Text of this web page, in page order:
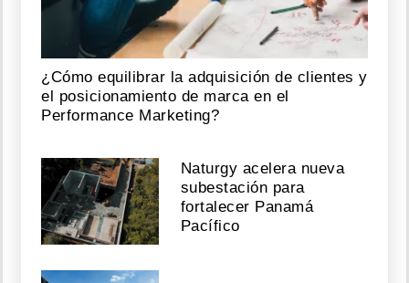
¿Cómo equilibrar la adquisición de clientes y
el posicionamiento de marca en el
Performance Marketing?
Naturgy acelera nueva
subestación para
fortalecer Panamá
Pacífico